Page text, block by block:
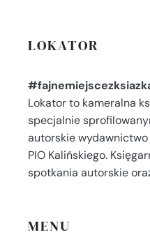
LOKATOR
Lokator to kameralna
specjalnie
autorskie
PIO Kalińskiego.
spotkania autorskie
MENU